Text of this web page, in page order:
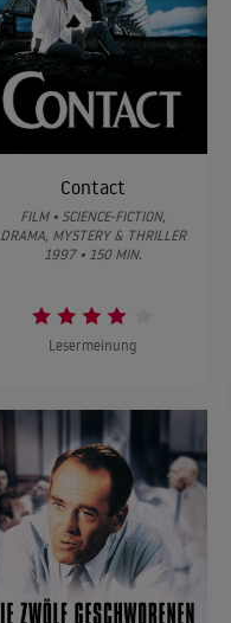
Contact
FILM • SCIENCE-FICTION,
DRAMA, MYSTERY & THRILLER
1997 • 150 MIN.
Lesermeinung